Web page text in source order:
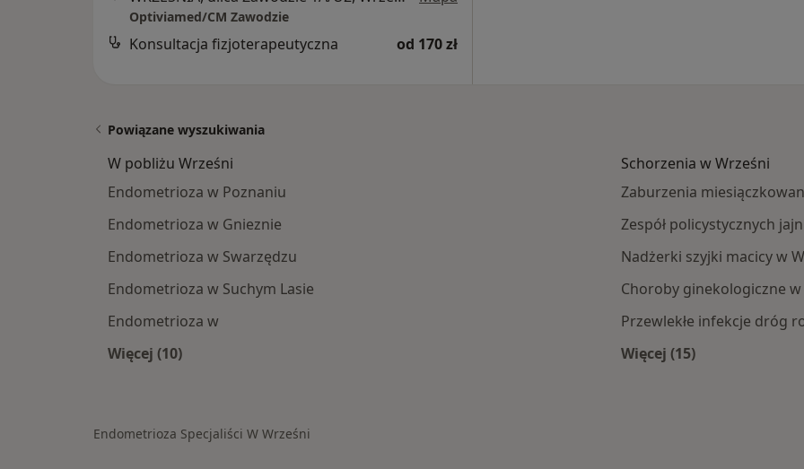
Optiviamed/CM Zawodzie
Konsultacja fizjoterapeutyczna od 170 zł
Powiązane wyszukiwania
W pobliżu Wrześni
Endometrioza w Poznaniu
Endometrioza w Gnieznie
Endometrioza w Swarzędzu
Endometrioza w Suchym Lasie
Endometrioza w
Więcej (10)
Schorzenia w Wrześni
Zaburzenia
Zespół policystycznych
Nadżerki szyjki macicy w
Choroby ginekologiczne
Przewlekłe infekcje dróg
Więcej (15)
Endometrioza Specjaliści W Wrześni